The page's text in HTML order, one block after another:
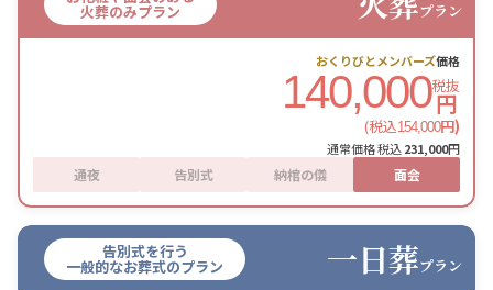
火葬のみプラン プラン
おくりびとメンバーズ価格
140,000税抜
円
(税込154,000円)
通常価格 税込231,000円
通夜 告別式 納棺の儀 面会
告別式を行う
一般的なお葬式のプラン 一日葬プラン